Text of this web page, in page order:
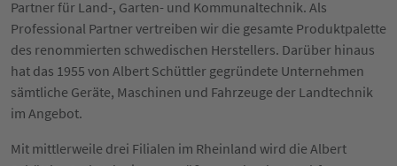
Partner für Land-, Garten- und Kommunaltechnik. Als
Professional Partner vertreiben wir die gesamte Produktpalette
des renommierten schwedischen Herstellers. Darüber hinaus
hat das 1955 von Albert Schüttler gegründete Unternehmen
sämtliche Geräte, Maschinen und Fahrzeuge der Landtechnik
im Angebot.
Mit mittlerweile drei Filialen im Rheinland wird die Albert